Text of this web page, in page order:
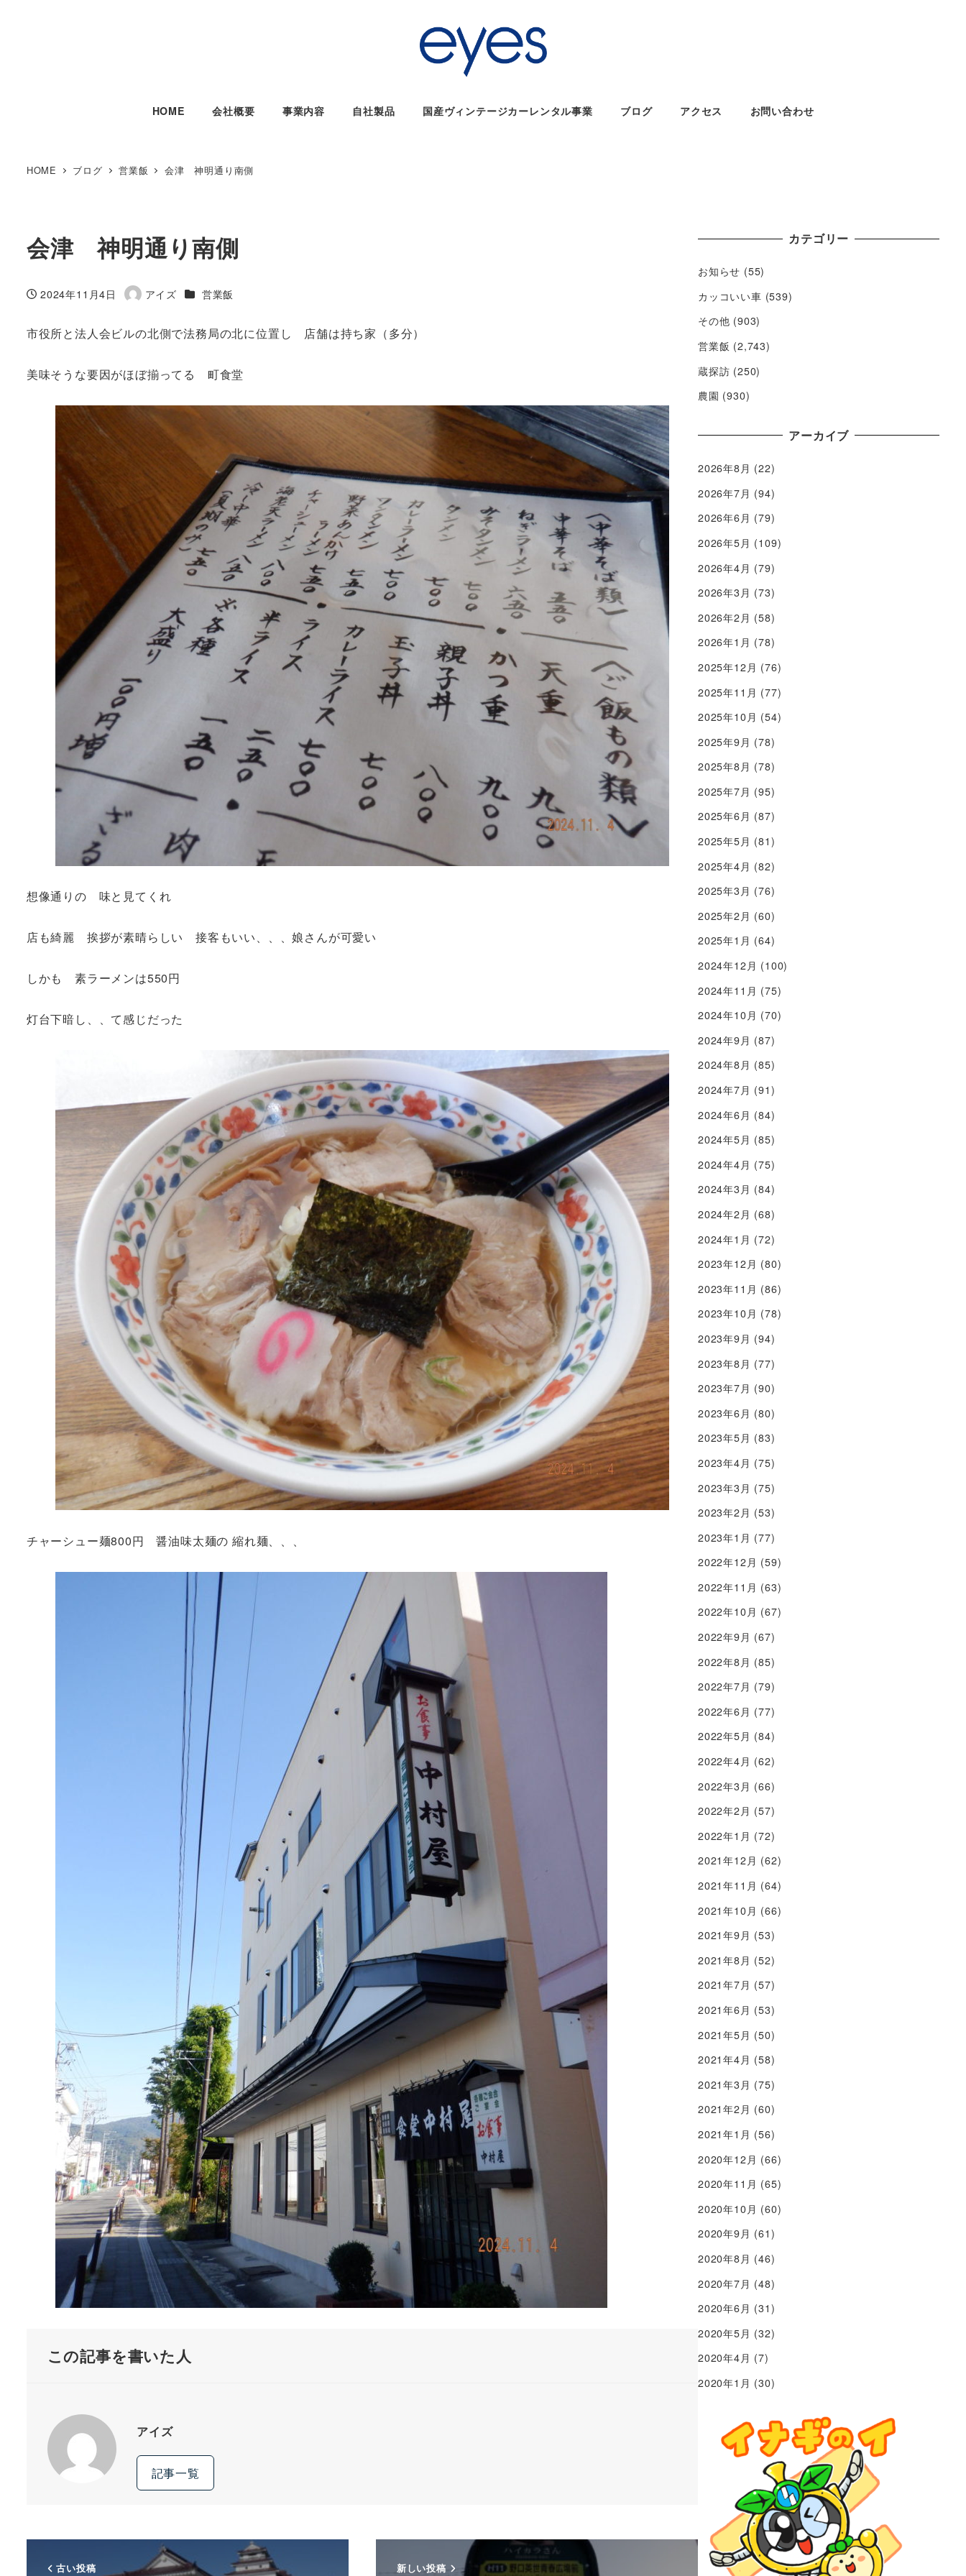
HOME 会社概要 事業内容 自社製品 国産ヴィンテージカーレンタル事業 ブログ アクセス お問い合わせ
HOME ブログ 営業飯 会津 神明通り南側
会津 神明通り南側
投稿日
2024年11月4日
著
アイズ カテゴリー
営業飯
市役所と法人会ビルの北側で法務局の北に位置し 店舗は持ち家（多分）
美味そうな要因がほぼ揃ってる 町食堂
想像通りの 味と見てくれ
店も綺麗 挨拶が素晴らしい 接客もいい、、、娘さんが可愛い
しかも 素ラーメンは550円
灯台下暗し、、て感じだった
チャーシュー麺800円 醤油味太麺の 縮れ麺、、、
この記事を書いた人
アイズ
記事一覧
古い投稿 新しい投稿
カテゴリー
お知らせ (55)
カッコいい車 (539)
その他 (903)
営業飯 (2,743)
蔵探訪 (250)
農園 (930)
アーカイブ
2026年8月 (22)
2026年7月 (94)
2026年6月 (79)
2026年5月 (109)
2026年4月 (79)
2026年3月 (73)
2026年2月 (58)
2026年1月 (78)
2025年12月 (76)
2025年11月 (77)
2025年10月 (54)
2025年9月 (78)
2025年8月 (78)
2025年7月 (95)
2025年6月 (87)
2025年5月 (81)
2025年4月 (82)
2025年3月 (76)
2025年2月 (60)
2025年1月 (64)
2024年12月 (100)
2024年11月 (75)
2024年10月 (70)
2024年9月 (87)
2024年8月 (85)
2024年7月 (91)
2024年6月 (84)
2024年5月 (85)
2024年4月 (75)
2024年3月 (84)
2024年2月 (68)
2024年1月 (72)
2023年12月 (80)
2023年11月 (86)
2023年10月 (78)
2023年9月 (94)
2023年8月 (77)
2023年7月 (90)
2023年6月 (80)
2023年5月 (83)
2023年4月 (75)
2023年3月 (75)
2023年2月 (53)
2023年1月 (77)
2022年12月 (59)
2022年11月 (63)
2022年10月 (67)
2022年9月 (67)
2022年8月 (85)
2022年7月 (79)
2022年6月 (77)
2022年5月 (84)
2022年4月 (62)
2022年3月 (66)
2022年2月 (57)
2022年1月 (72)
2021年12月 (62)
2021年11月 (64)
2021年10月 (66)
2021年9月 (53)
2021年8月 (52)
2021年7月 (57)
2021年6月 (53)
2021年5月 (50)
2021年4月 (58)
2021年3月 (75)
2021年2月 (60)
2021年1月 (56)
2020年12月 (66)
2020年11月 (65)
2020年10月 (60)
2020年9月 (61)
2020年8月 (46)
2020年7月 (48)
2020年6月 (31)
2020年5月 (32)
2020年4月 (7)
2020年1月 (30)